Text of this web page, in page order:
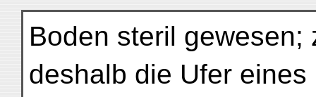
Boden steril
deshalb die Ufer